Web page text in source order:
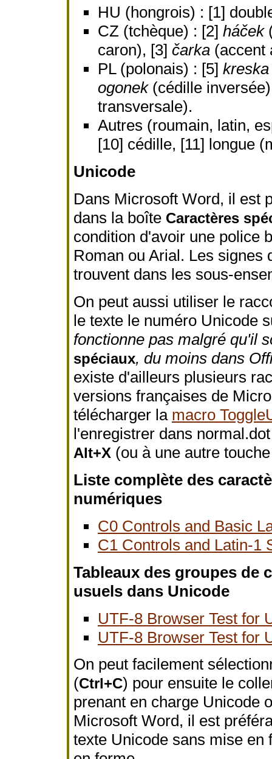
HU (hongrois) : [1]
CZ (tchèque) : [2] háček
caron), [3] čarka(accent
PL (polonais) : [5] kreska
ogonek(cédille
transversale).
Autres (roumain, latin,
[10] cédille, [11] longue
Unicode
Dans Microsoft Word, il est
dans la boîte Caractères
condition d'avoir une police
Roman ou Arial. Les signes
trouvent dans les sous-
On peut aussi utiliser le
le texte le numéro Unicode
fonctionne pas malgré qu'il
spéciaux, du moins dans
existe d'ailleurs plusieurs
versions françaises de
télécharger la macro
l'enregistrer dans
Alt+X (ou à une autre
Liste complète des
numériques
C0 Controls and Basic
C1 Controls and Latin-1
Tableaux des groupes de
usuels dans Unicode
UTF-8 Browser Test for
UTF-8 Browser Test for
On peut facilement
(Ctrl+C) pour ensuite le
prenant en charge Unicode
Microsoft Word, il est
texte Unicode sans mise